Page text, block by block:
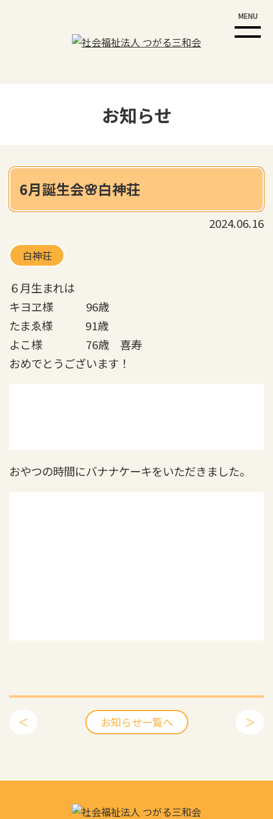
MENU
お知らせ
6月誕生会🌸白神荘
2024.06.16
白神荘
６月生まれは
キヨヱ様 96歳
たまゑ様 91歳
よこ様 76歳 喜寿
おめでとうございます！
おやつの時間にバナナケーキをいただきました。
＜ お知らせ一覧へ ＞